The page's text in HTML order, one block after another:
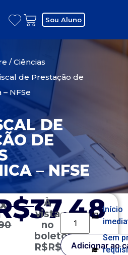
Sou Aluno
/Ciências
de Prestação de
NFSe
DE
DE
– NFSE
À
vista
no
boleto
R$R$149,90
Adicionar ao
Início
Sem